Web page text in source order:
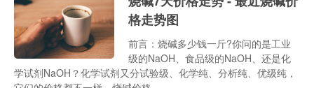
格走势图
前言：烧碱多少钱一斤?你问的是工业
级的NaOH、食品级的NaOH、还是化
学试剂NaOH？化学试剂又分试验级、化学纯、分析纯、优级纯，